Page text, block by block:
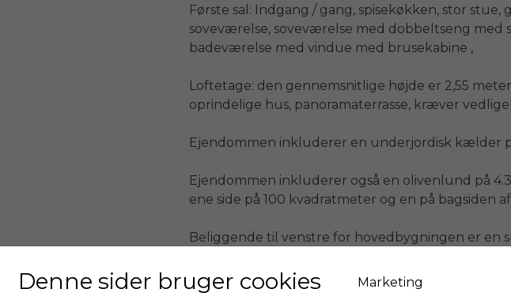
Første sal: Indgang / gang, spisekøkken, stor
soveværelse, soveværelse med dobbeltseng
badeværelse med vindue med brusekabine ,
Loftetage: den gennemsnitlige højde er 2,55
oprindelige hus, panoramaterrasse, kræver
Ejendommen inkluderer en underjordisk kælder
Ejendommen inkluderer også en olivenlund på
ene side på 100 kvadratmeter og en på bagsiden
Beliggende til venstre for hovedbygningen er en
Firenze km 78,00
Denne sider bruger cookies Marketing